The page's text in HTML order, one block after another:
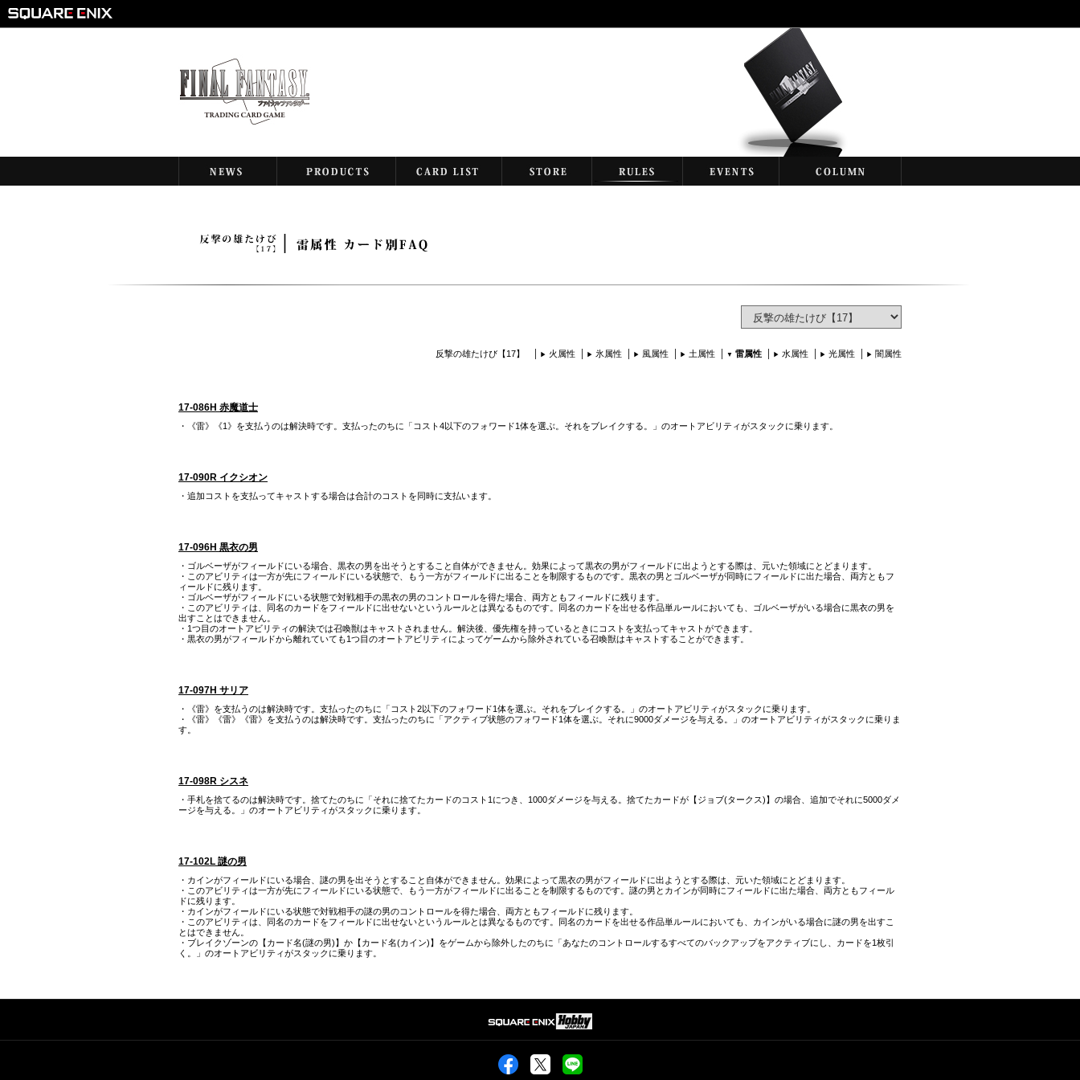
反撃の雄たけび【17】 火属性 氷属性 風属性 土属性 雷属性 水属性 光属性 闇属性
17-086H 赤魔道士
・《雷》《1》を支払うのは解決時です。支払ったのちに「コスト4以下のフォワード1体を選ぶ。それをブレイクする。」のオートアビリティがスタックに乗ります。
17-090R イクシオン
・追加コストを支払ってキャストする場合は合計のコストを同時に支払います。
17-096H 黒衣の男
・ゴルベーザがフィールドにいる場合、黒衣の男を出そうとすること自体ができません。効果によって黒衣の男がフィールドに出ようとする際は、元いた領域にとどまります。
・このアビリティは一方が先にフィールドにいる状態で、もう一方がフィールドに出ることを制限するものです。黒衣の男とゴルベーザが同時にフィールドに出た場合、両方ともフ
ィールドに残ります。
・ゴルベーザがフィールドにいる状態で対戦相手の黒衣の男のコントロールを得た場合、両方ともフィールドに残ります。
・このアビリティは、同名のカードをフィールドに出せないというルールとは異なるものです。同名のカードを出せる作品単ルールにおいても、ゴルベーザがいる場合に黒衣の男を
出すことはできません。
・1つ目のオートアビリティの解決では召喚獣はキャストされません。解決後、優先権を持っているときにコストを支払ってキャストができます。
・黒衣の男がフィールドから離れていても1つ目のオートアビリティによってゲームから除外されている召喚獣はキャストすることができます。
17-097H サリア
・《雷》を支払うのは解決時です。支払ったのちに「コスト2以下のフォワード1体を選ぶ。それをブレイクする。」のオートアビリティがスタックに乗ります。
・《雷》《雷》《雷》を支払うのは解決時です。支払ったのちに「アクティブ状態のフォワード1体を選ぶ。それに9000ダメージを与える。」のオートアビリティがスタックに乗りま
す。
17-098R シスネ
・手札を捨てるのは解決時です。捨てたのちに「それに捨てたカードのコスト1につき、1000ダメージを与える。捨てたカードが【ジョブ(タークス)】の場合、追加でそれに5000ダメ
ージを与える。」のオートアビリティがスタックに乗ります。
17-102L 謎の男
・カインがフィールドにいる場合、謎の男を出そうとすること自体ができません。効果によって黒衣の男がフィールドに出ようとする際は、元いた領域にとどまります。
・このアビリティは一方が先にフィールドにいる状態で、もう一方がフィールドに出ることを制限するものです。謎の男とカインが同時にフィールドに出た場合、両方ともフィール
ドに残ります。
・カインがフィールドにいる状態で対戦相手の謎の男のコントロールを得た場合、両方ともフィールドに残ります。
・このアビリティは、同名のカードをフィールドに出せないというルールとは異なるものです。同名のカードを出せる作品単ルールにおいても、カインがいる場合に謎の男を出すこ
とはできません。
・ブレイクゾーンの【カード名(謎の男)】か【カード名(カイン)】をゲームから除外したのちに「あなたのコントロールするすべてのバックアップをアクティブにし、カードを1枚引
く。」のオートアビリティがスタックに乗ります。